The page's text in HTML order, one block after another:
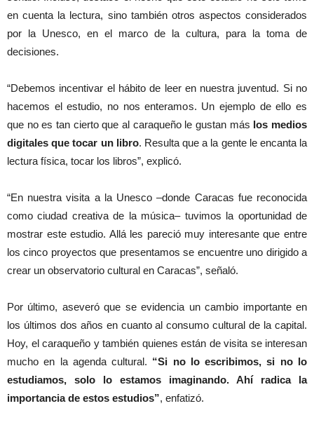
en cuenta la lectura, sino también otros aspectos considerados
por la Unesco, en el marco de la cultura, para la toma de
decisiones.
“Debemos incentivar el hábito de leer en nuestra juventud. Si no
hacemos el estudio, no nos enteramos. Un ejemplo de ello es
que no es tan cierto que al caraqueño le gustan más los medios
digitales que tocar un libro. Resulta que a la gente le encanta la
lectura física, tocar los libros”, explicó.
“En nuestra visita a la Unesco –donde Caracas fue reconocida
como ciudad creativa de la música– tuvimos la oportunidad de
mostrar este estudio. Allá les pareció muy interesante que entre
los cinco proyectos que presentamos se encuentre uno dirigido a
crear un observatorio cultural en Caracas”, señaló.
Por último, aseveró que se evidencia un cambio importante en
los últimos dos años en cuanto al consumo cultural de la capital.
Hoy, el caraqueño y también quienes están de visita se interesan
mucho en la agenda cultural. “Si no lo escribimos, si no lo
estudiamos, solo lo estamos imaginando. Ahí radica la
importancia de estos estudios”, enfatizó.